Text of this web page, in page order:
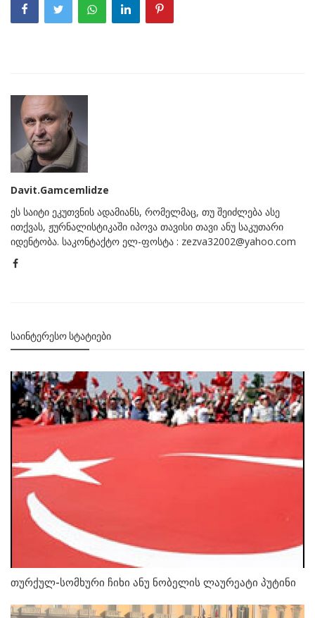
Davit.Gamcemlidze
ეს საიტი ეკუთვნის ადამიანს, რომელმაც, თუ შეიძლება ასე
ითქვას, ჟურნალისტიკაში იპოვა თავისი თავი ანუ საკუთარი
იდენტობა. საკონტაქტო ელ-ფოსტა : zezva32002@yahoo.com
ᲡᲐᲘᲜᲢᲔᲠᲔᲡᲝ ᲡᲢᲐᲢᲘᲔᲑᲘ
თურქულ-სომხური ჩიხი ანუ ნობელის ლაურეატი პუტინი